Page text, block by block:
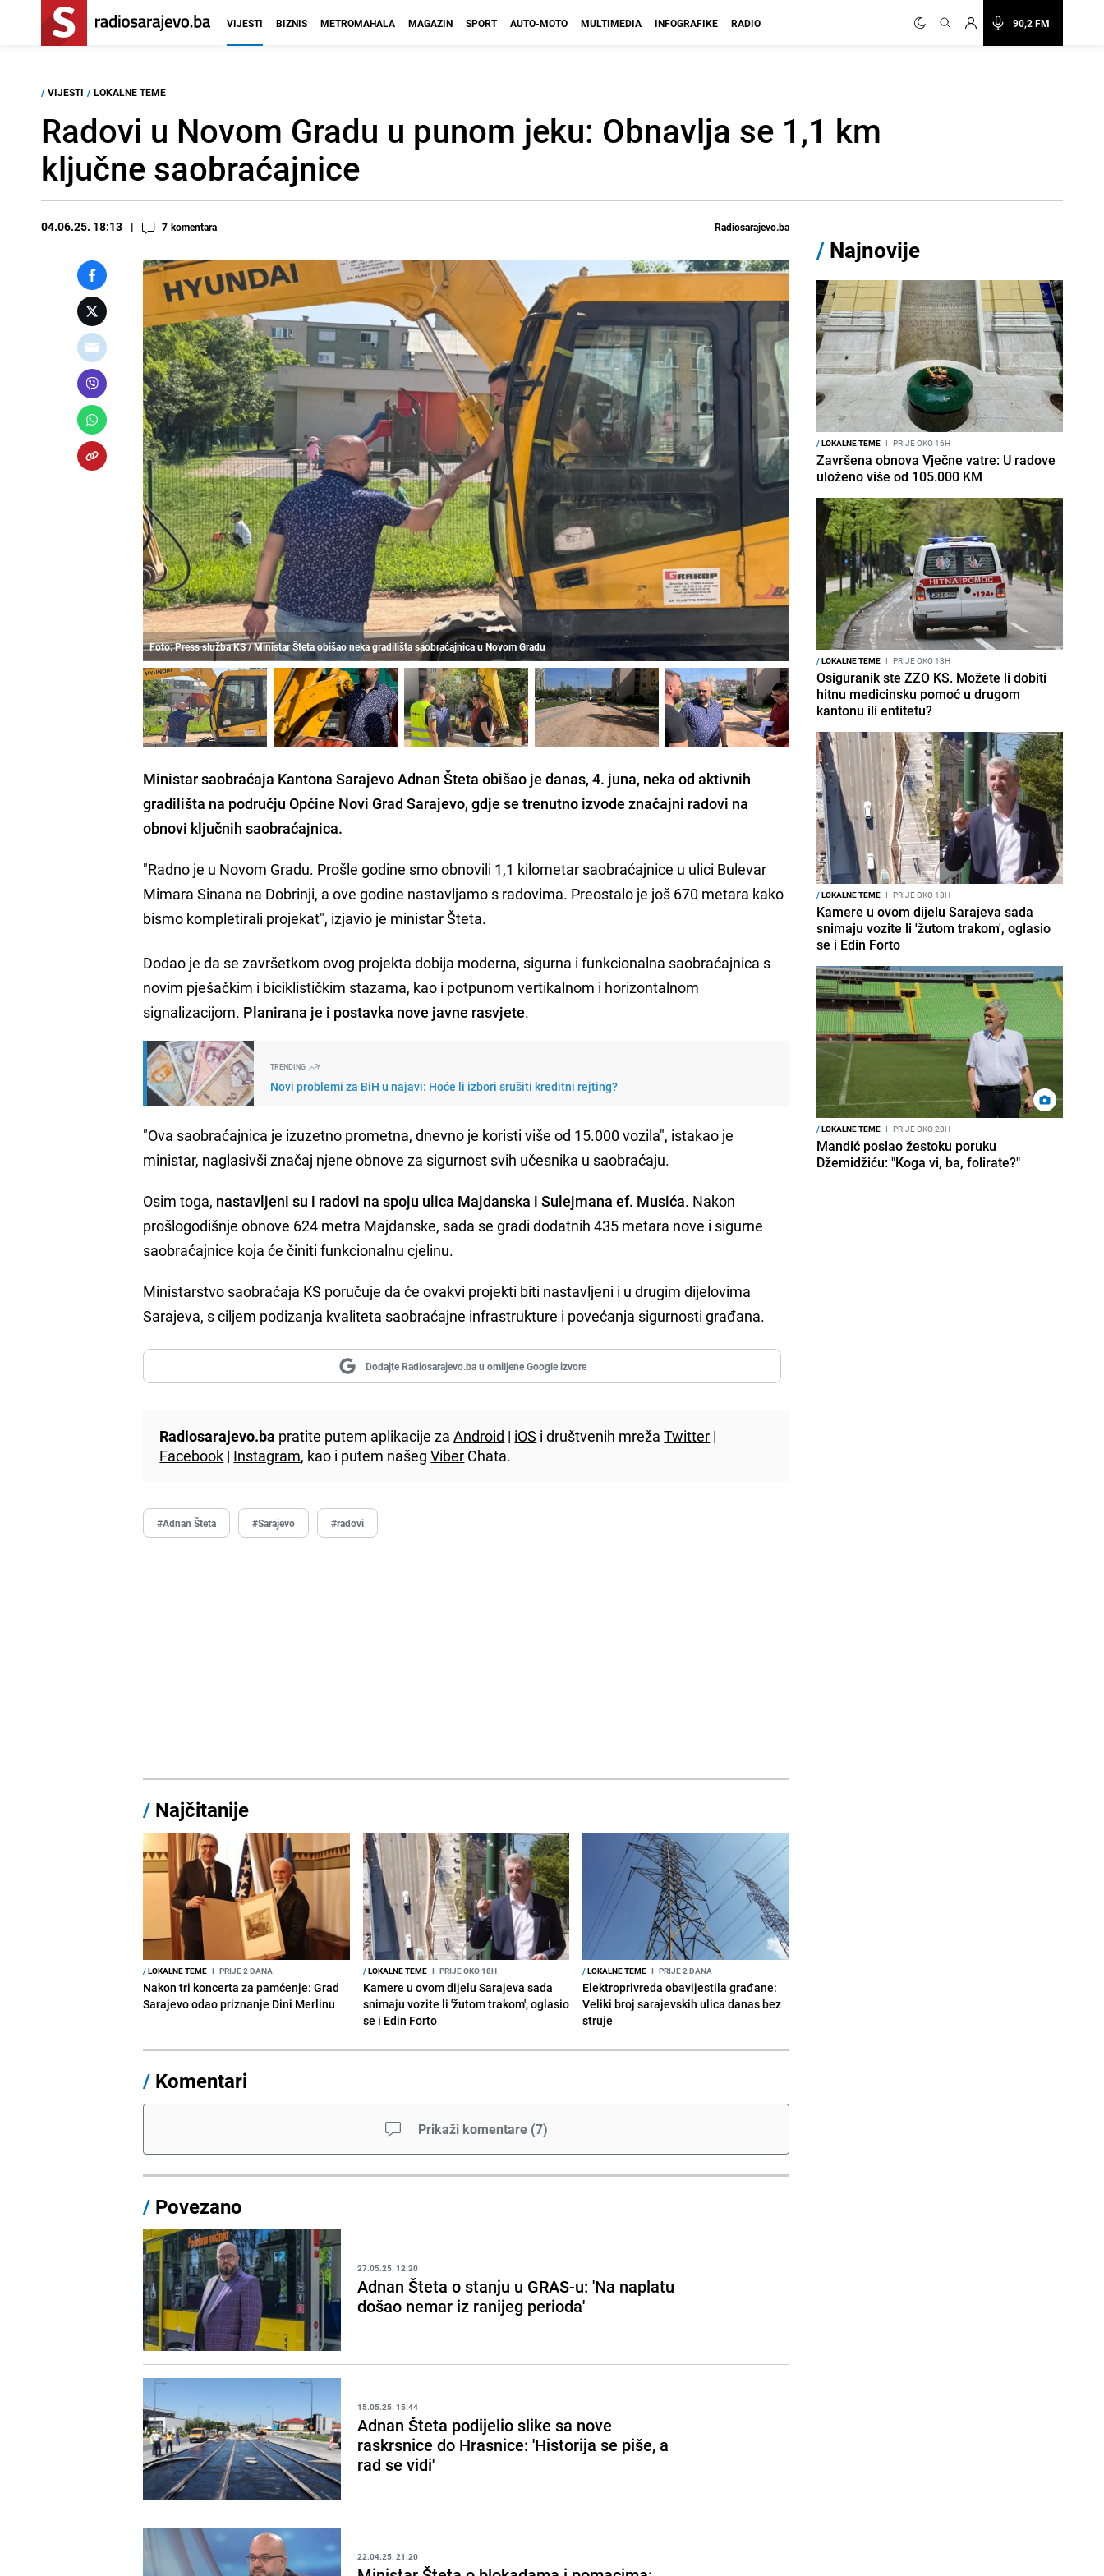
90,2 FM
VIJESTI BIZNIS METROMAHALA MAGAZIN SPORT AUTO-MOTO MULTIMEDIA INFOGRAFIKE RADIO
/ VIJESTI / LOKALNE TEME
Radovi u Novom Gradu u punom jeku: Obnavlja se 1,1 km
ključne saobraćajnice
04.06.25. 18:13 7 komentara Radiosarajevo.ba
Foto: Press služba KS / Ministar Šteta obišao neka gradilišta saobraćajnica u Novom Gradu
Ministar saobraćaja Kantona Sarajevo Adnan Šteta obišao je danas, 4. juna, neka od aktivnih
gradilišta na području Općine Novi Grad Sarajevo, gdje se trenutno izvode značajni radovi na
obnovi ključnih saobraćajnica.
"Radno je u Novom Gradu. Prošle godine smo obnovili 1,1 kilometar saobraćajnice u ulici Bulevar
Mimara Sinana na Dobrinji, a ove godine nastavljamo s radovima. Preostalo je još 670 metara kako
bismo kompletirali projekat", izjavio je ministar Šteta.
Dodao je da se završetkom ovog projekta dobija moderna, sigurna i funkcionalna saobraćajnica s
novim pješačkim i biciklističkim stazama, kao i potpunom vertikalnom i horizontalnom
signalizacijom. Planirana je i postavka nove javne rasvjete.
TRENDING
Novi problemi za BiH u najavi: Hoće li izbori srušiti kreditni rejting?
"Ova saobraćajnica je izuzetno prometna, dnevno je koristi više od 15.000 vozila", istakao je
ministar, naglasivši značaj njene obnove za sigurnost svih učesnika u saobraćaju.
Osim toga, nastavljeni su i radovi na spoju ulica Majdanska i Sulejmana ef. Musića. Nakon
prošlogodišnje obnove 624 metra Majdanske, sada se gradi dodatnih 435 metara nove i sigurne
saobraćajnice koja će činiti funkcionalnu cjelinu.
Ministarstvo saobraćaja KS poručuje da će ovakvi projekti biti nastavljeni i u drugim dijelovima
Sarajeva, s ciljem podizanja kvaliteta saobraćajne infrastrukture i povećanja sigurnosti građana.
Dodajte Radiosarajevo.ba u omiljene Google izvore
Radiosarajevo.ba pratite putem aplikacije zaAndroid | iOS i društvenih mrežaTwitter |
Facebook | Instagram, kao i putem našegViber Chata.
#Adnan Šteta #Sarajevo #radovi
/ Najčitanije
/LOKALNE TEME I PRIJE 2 DANA
Nakon tri koncerta za pamćenje: Grad
Sarajevo odao priznanje Dini Merlinu
/LOKALNE TEME I PRIJE OKO 18H
Kamere u ovom dijelu Sarajeva sada
snimaju vozite li 'žutom trakom', oglasio
se i Edin Forto
/LOKALNE TEME I PRIJE 2 DANA
Elektroprivreda obavijestila građane:
Veliki broj sarajevskih ulica danas bez
struje
/ Komentari
Prikaži komentare (7)
/ Povezano
27.05.25. 12:20
Adnan Šteta o stanju u GRAS-u: 'Na naplatu
došao nemar iz ranijeg perioda'
15.05.25. 15:44
Adnan Šteta podijelio slike sa nove
raskrsnice do Hrasnice: 'Historija se piše, a
rad se vidi'
22.04.25. 21:20
/ Najnovije
/LOKALNE TEME I PRIJE OKO 16H
Završena obnova Vječne vatre: U radove
uloženo više od 105.000 KM
/LOKALNE TEME I PRIJE OKO 18H
Osiguranik ste ZZO KS. Možete li dobiti
hitnu medicinsku pomoć u drugom
kantonu ili entitetu?
/LOKALNE TEME I PRIJE OKO 18H
Kamere u ovom dijelu Sarajeva sada
snimaju vozite li 'žutom trakom', oglasio
se i Edin Forto
/LOKALNE TEME I PRIJE OKO 20H
Mandić poslao žestoku poruku
Džemidžiću: "Koga vi, ba, folirate?"